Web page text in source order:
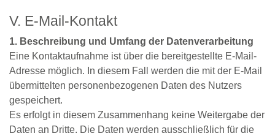
V. E‐Mail‐Kontakt
1. Beschreibung und Umfang der Datenverarbeitung
Eine Kontaktaufnahme ist über die bereitgestellte E‐Mail‐
Adresse möglich. In diesem Fall werden die mit der E‐Mail
übermittelten personenbezogenen Daten des Nutzers
gespeichert.
Es erfolgt in diesem Zusammenhang keine Weitergabe der
Daten an Dritte. Die Daten werden ausschließlich für die